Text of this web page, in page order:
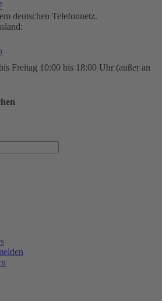
deutschen Telefonnetz.
Freitag 10:00 bis 18:00 Uhr (außer an